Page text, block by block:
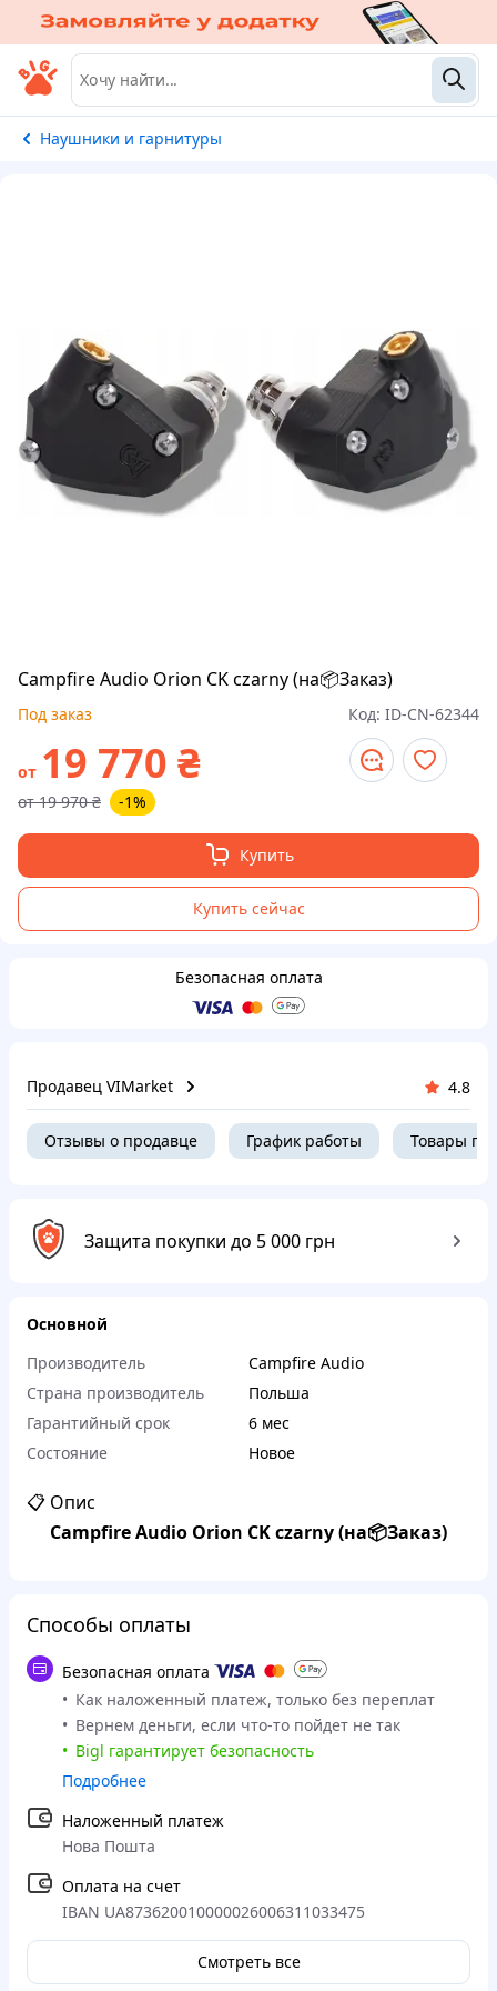
Наушники и гарнитуры
Campfire Audio Orion CK czarny (на📦Заказ)
Под заказ Код: ID-CN-62344
от 19 770 ₴
от 19 970 ₴ -1%
Купить
Купить сейчас
Безопасная оплата
Продавец VIMarket 4.8
Отзывы о продавце График работы Товары
Защита покупки до 5 000 грн
Основной
Производитель
Campfire Audio
Страна производитель
Польша
Гарантийный срок
6 мес
Состояние
Новое
📋 Опис
Campfire Audio Orion CK czarny (на📦Заказ)
Способы оплаты
Безопасная оплата
Как наложенный платеж, только без переплат
Вернем деньги, если что-то пойдет не так
Bigl гарантирует безопасность
Подробнее
Наложенный платеж
Нова Пошта
Оплата на счет
IBAN UA873620010000026006311033475
Смотреть все